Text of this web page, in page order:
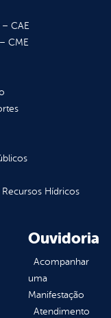
CAE
CME
Hídricos
Ouvidoria
Acompanhar
uma
Manifestação
Atendimento